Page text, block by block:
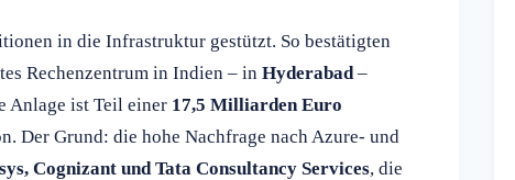
in die Infrastruktur gestützt. So bestätigten
Rechenzentrum in Indien – in Hyderabad –
Anlage ist Teil einer 17,5 Milliarden Euro
Der Grund: die hohe Nachfrage nach Azure- und
Cognizant und Tata Consultancy Services, die